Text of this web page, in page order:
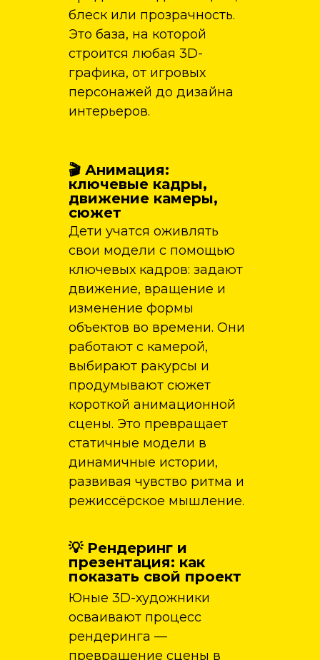
💡 Рендеринг и
презентация: как
показать свой проект
Юные 3D-художники
осваивают процесс
рендеринга —
превращение сцены в
🎬 Анимация:
ключевые кадры,
движение камеры,
сюжет
Дети учатся оживлять
свои модели с помощью
ключевых кадров: задают
движение, вращение и
изменение формы
объектов во времени. Они
работают с камерой,
выбирают ракурсы и
продумывают сюжет
короткой анимационной
сцены. Это превращает
статичные модели в
динамичные истории,
развивая чувство ритма и
режиссёрское мышление.
блеск или прозрачность.
Это база, на которой
строится любая 3D-
графика, от игровых
персонажей до дизайна
интерьеров.